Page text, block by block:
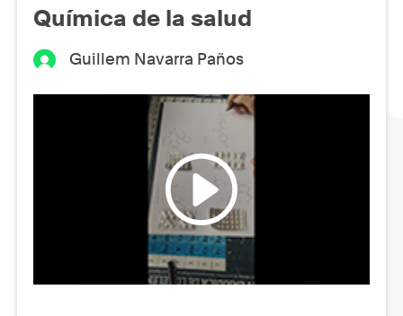
Química de la salud
Guillem Navarra Paños